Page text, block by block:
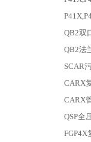
QB2双
QB2法
SCAR
CARX
CARX
QSP全
FGP4X